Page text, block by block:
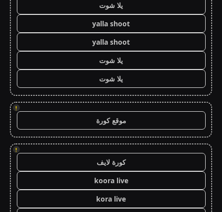
يلا شوت
yalla shoot
yalla shoot
يلا شوت
يلا شوت
!
موقع كورة
!
كورة لايف
koora live
kora live